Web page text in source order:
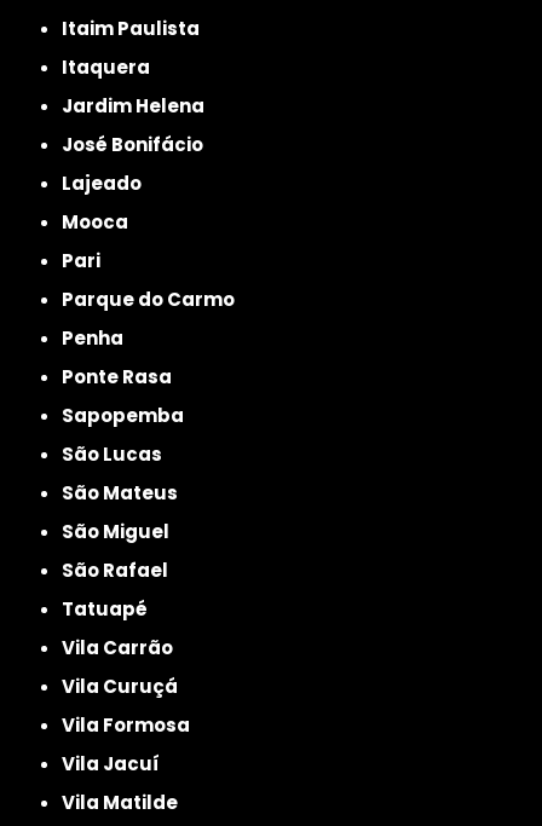
Itaim Paulista
Itaquera
Jardim Helena
José Bonifácio
Lajeado
Mooca
Pari
Parque do Carmo
Penha
Ponte Rasa
Sapopemba
São Lucas
São Mateus
São Miguel
São Rafael
Tatuapé
Vila Carrão
Vila Curuçá
Vila Formosa
Vila Jacuí
Vila Matilde